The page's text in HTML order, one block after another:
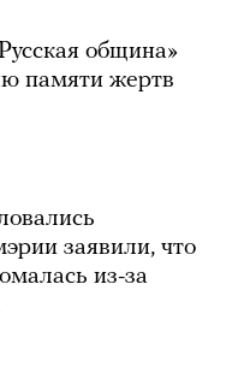
община»
памяти жертв
заявили, что
из-за